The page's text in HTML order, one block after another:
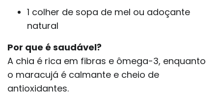
1 colher de sopa de mel ou adoçante
natural
Por que é saudável?
A chia é rica em fibras e ômega-3, enquanto
o maracujá é calmante e cheio de
antioxidantes.